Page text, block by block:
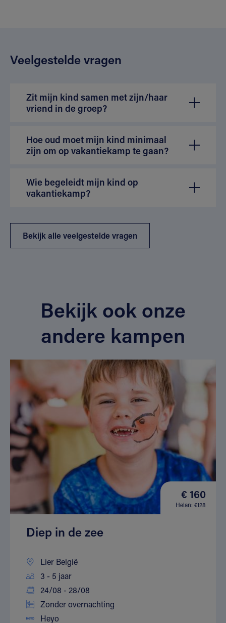
Veelgestelde vragen
Zit mijn kind samen met zijn/haar
vriend in de groep?
Hoe oud moet mijn kind minimaal
zijn om op vakantiekamp te gaan?
Wie begeleidt mijn kind op
vakantiekamp?
Bekijk alle veelgestelde vragen
Bekijk ook onze
andere kampen
€ 160
Helan: €128
Diep in de zee
Lier België
3 - 5 jaar
24/08 - 28/08
Zonder overnachting
Heyo